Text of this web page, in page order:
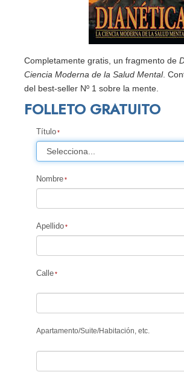
Completamente gratis, un fragmento de
Ciencia Moderna de la Salud Mental.
del best-seller Nº 1 sobre la mente.
FOLLETO GRATUITO
Título
Nombre
Apellido
Calle
Apartamento/Suite/Habitación, etc.